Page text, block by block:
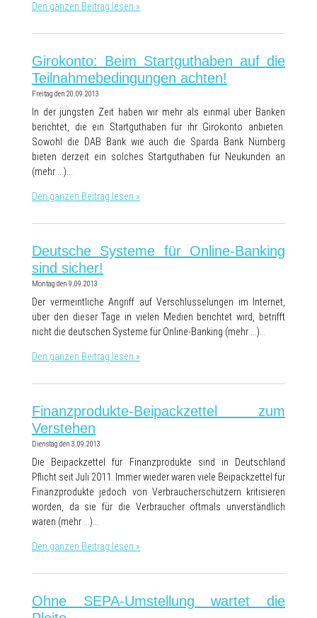
Den ganzen Beitrag lesen »
Girokonto: Beim Startguthaben auf die
Teilnahmebedingungen achten!
Freitag den 20.09.2013
In der jüngsten Zeit haben wir mehr als einmal über Banken
berichtet, die ein Startguthaben für ihr Girokonto anbieten.
Sowohl die DAB Bank wie auch die Sparda Bank Nürnberg
bieten derzeit ein solches Startguthaben für Neukunden an
(mehr …)…
Den ganzen Beitrag lesen »
Deutsche Systeme für Online-Banking
sind sicher!
Montag den 9.09.2013
Der vermeintliche Angriff auf Verschlüsselungen im Internet,
über den dieser Tage in vielen Medien berichtet wird, betrifft
nicht die deutschen Systeme für Online-Banking (mehr …)…
Den ganzen Beitrag lesen »
Finanzprodukte-Beipackzettel zum
Verstehen
Dienstag den 3.09.2013
Die Beipackzettel für Finanzprodukte sind in Deutschland
Pflicht seit Juli 2011. Immer wieder waren viele Beipackzettel für
Finanzprodukte jedoch von Verbraucherschützern kritisieren
worden, da sie für die Verbraucher oftmals unverständlich
waren (mehr …)…
Den ganzen Beitrag lesen »
Ohne SEPA-Umstellung wartet die